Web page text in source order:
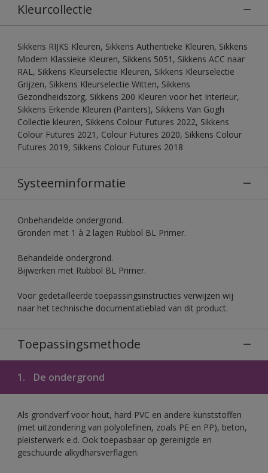
Kleurcollectie
Sikkens RIJKS Kleuren, Sikkens Authentieke Kleuren, Sikkens
Modern Klassieke Kleuren, Sikkens 5051, Sikkens ACC naar
RAL, Sikkens Kleurselectie Kleuren, Sikkens Kleurselectie
Grijzen, Sikkens Kleurselectie Witten, Sikkens
Gezondheidszorg, Sikkens 200 Kleuren voor het Interieur,
Sikkens Erkende Kleuren (Painters), Sikkens Van Gogh
Collectie kleuren, Sikkens Colour Futures 2022, Sikkens
Colour Futures 2021, Colour Futures 2020, Sikkens Colour
Futures 2019, Sikkens Colour Futures 2018
Systeeminformatie
Onbehandelde ondergrond.
Gronden met 1 à 2 lagen Rubbol BL Primer.
Behandelde ondergrond.
Bijwerken met Rubbol BL Primer.
Voor gedetailleerde toepassingsinstructies verwijzen wij
naar het technische documentatieblad van dit product.
Toepassingsmethode
1. De ondergrond
Als grondverf voor hout, hard PVC en andere kunststoffen
(met uitzondering van polyolefinen, zoals PE en PP), beton,
pleisterwerk e.d. Ook toepasbaar op gereinigde en
geschuurde alkydharsverflagen.